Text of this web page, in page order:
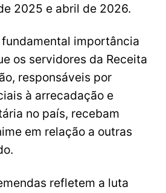
2025 e abril de 2026.
importância
os servidores da Receita
responsáveis por
à arrecadação e
no país, recebam
em relação a outras
refletem a luta